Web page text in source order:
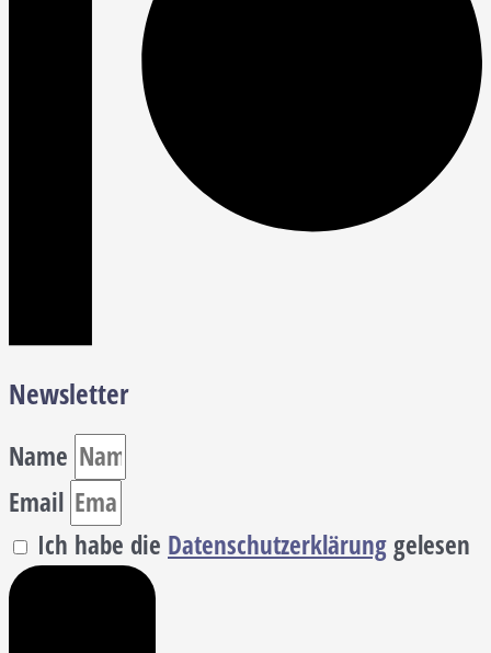
Newsletter
Name
Email
Ich habe die Datenschutzerklärunggelesen